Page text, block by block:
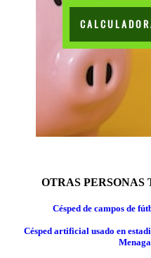
OTRAS
Césped de campos de
Césped artificial usado en